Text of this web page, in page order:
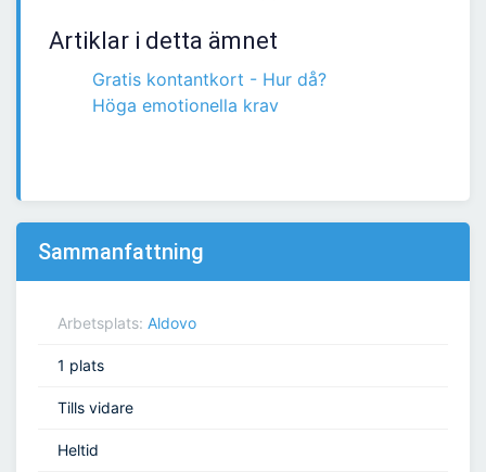
Artiklar i detta ämnet
Gratis kontantkort - Hur då?
Höga emotionella krav
Sammanfattning
Arbetsplats: Aldovo
1 plats
Tills vidare
Heltid